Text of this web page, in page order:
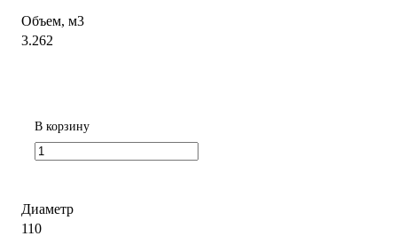
Объем, м3
3.262
В корзину
Диаметр
110